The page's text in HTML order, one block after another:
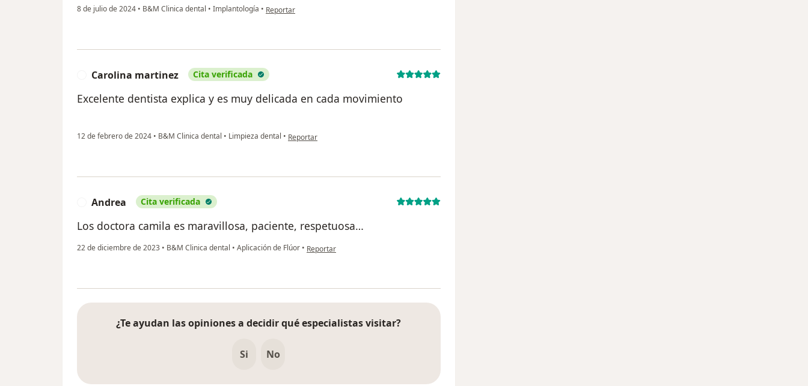
8 de julio de 2024 • B&M Clinica dental • Implantología • en opinión del usuario Lorena Rojas
Reportar
Carolina martinez Cita verificada
Excelente dentista explica y es muy delicada en cada movimiento
12 de febrero de 2024 • B&M Clinica dental • Limpieza dental • en opinión del usuario Carolina martinez
Reportar
Andrea Cita verificada
Los doctora camila es maravillosa, paciente, respetuosa…
22 de diciembre de 2023 • B&M Clinica dental • Aplicación de Flúor • en opinión del usuario Andrea
Reportar
¿Te ayudan las opiniones a decidir qué especialistas visitar?
Si No